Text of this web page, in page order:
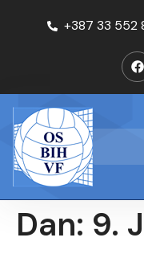
+387 33 552
Dan: 9.